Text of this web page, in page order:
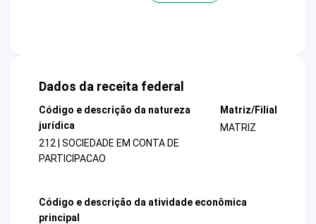
Dados da receita federal
Código e descrição da natureza
jurídica
212 | SOCIEDADE EM CONTA DE
PARTICIPACAO
Matriz/Filial
MATRIZ
Código e descrição da atividade econômica
principal